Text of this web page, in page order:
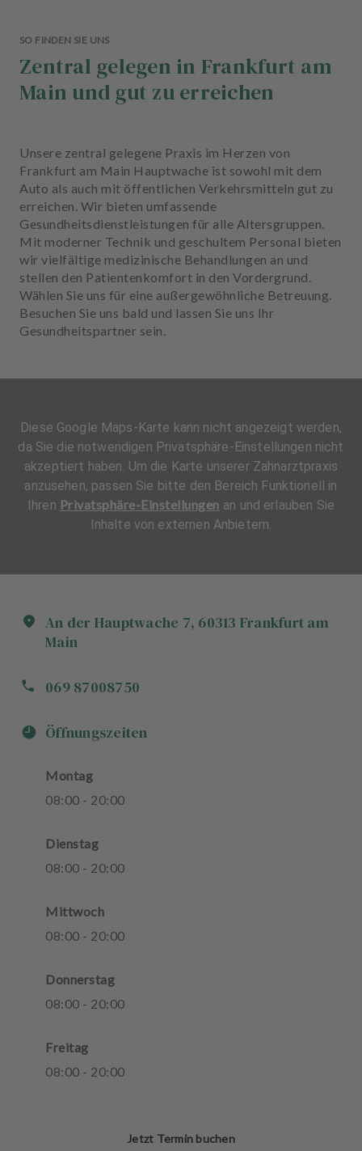
SO FINDEN SIE UNS
Zentral gelegen in Frankfurt am
Main und gut zu erreichen
Unsere zentral gelegene Praxis im Herzen von
Frankfurt am Main Hauptwache ist sowohl mit dem
Auto als auch mit öffentlichen Verkehrsmitteln gut zu
erreichen. Wir bieten umfassende
Gesundheitsdienstleistungen für alle Altersgruppen.
Mit moderner Technik und geschultem Personal bieten
wir vielfältige medizinische Behandlungen an und
stellen den Patientenkomfort in den Vordergrund.
Wählen Sie uns für eine außergewöhnliche Betreuung.
Besuchen Sie uns bald und lassen Sie uns Ihr
Gesundheitspartner sein.
An der Hauptwache 7, 60313 Frankfurt am
Main
069 87008750
Öffnungszeiten
Montag
08:00 - 20:00
Dienstag
08:00 - 20:00
Mittwoch
08:00 - 20:00
Donnerstag
08:00 - 20:00
Freitag
08:00 - 20:00
Diese Google Maps-Karte kann nicht angezeigt werden,
da Sie die notwendigen Privatsphäre-Einstellungen nicht
akzeptiert haben. Um die Karte unserer Zahnarztpraxis
anzusehen, passen Sie bitte den Bereich Funktionell in
Ihren Privatsphäre-Einstellungen an und erlauben Sie
Inhalte von externen Anbietern.
Jetzt Termin buchen